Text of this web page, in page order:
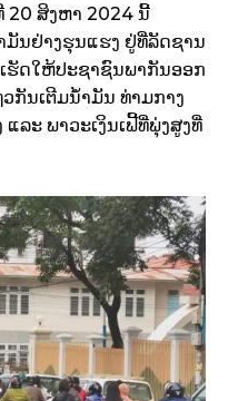
20 ສິງຫາ 2024 ນີ້
ນຢ່າງຮຸນແຮງ ຢູ່ທີ່ລັດຊານ
ຮັດໃຫ້ປະຊາຊົນພາກັນອອກ
ກັນເຕີມນ້ຳມັນ ທ່າມກາງ
ລະ ພາວະເງິນເຟີ້ທີ່ພຸ່ງສູງທີ່